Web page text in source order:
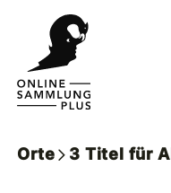
Orte 3 Titel für